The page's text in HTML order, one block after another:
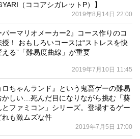
（ココアシガレットP）】
2019年8月14日 22:00
パーマリオメーカー2』コース作りのコ
授！ おもしろいコースは“ストレスを快
える”「難易度曲線」が重要
2019年7月10日 11:45
ロちゃんランド』という鬼畜ゲーの難易
かしい…死んだ目になりながら挑む「葵
とファミコン」シリーズ。登場するゲー
れも激ムズな件
2019年7月5日 17:00